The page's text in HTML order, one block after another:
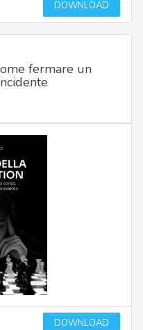
DOWNLOAD
fermare un
DOWNLOAD